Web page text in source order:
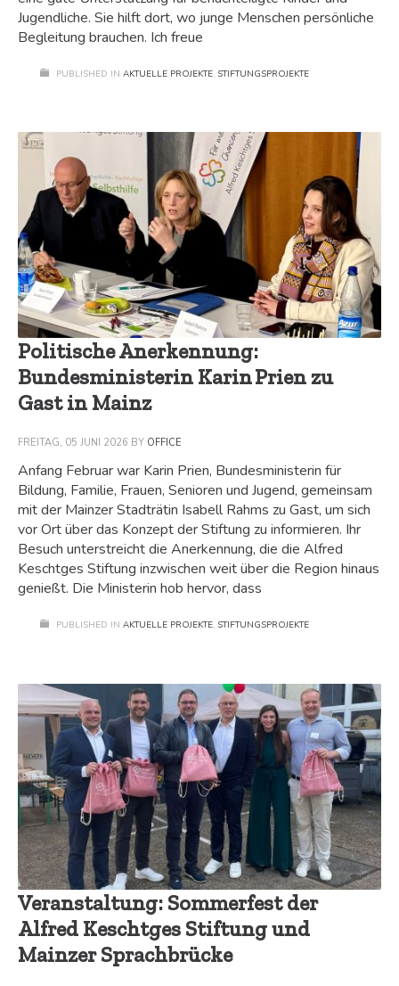
Jugendliche. Sie hilft dort, wo junge Menschen persönliche
Begleitung brauchen. Ich freue
PUBLISHED IN AKTUELLE PROJEKTE, STIFTUNGSPROJEKTE
Politische Anerkennung:
Bundesministerin Karin Prien zu
Gast in Mainz
FREITAG, 05 JUNI 2026 BY OFFICE
Anfang Februar war Karin Prien, Bundesministerin für
Bildung, Familie, Frauen, Senioren und Jugend, gemeinsam
mit der Mainzer Stadträtin Isabell Rahms zu Gast, um sich
vor Ort über das Konzept der Stiftung zu informieren. Ihr
Besuch unterstreicht die Anerkennung, die die Alfred
Keschtges Stiftung inzwischen weit über die Region hinaus
genießt. Die Ministerin hob hervor, dass
PUBLISHED IN AKTUELLE PROJEKTE, STIFTUNGSPROJEKTE
Veranstaltung: Sommerfest der
Alfred Keschtges Stiftung und
Mainzer Sprachbrücke